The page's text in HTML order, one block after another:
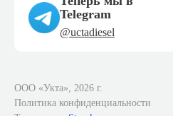
Telegram
@uctadiesel
ООО «Укта», 2026 г.
Политика конфиденциальности